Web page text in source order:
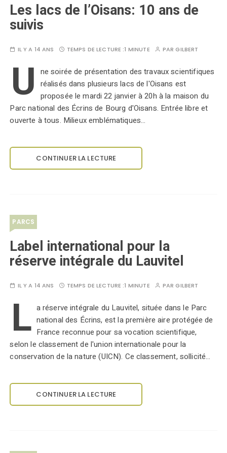
Les lacs de l’Oisans: 10 ans de
suivis
IL Y A 14 ANS TEMPS DE LECTURE :1 MINUTE PARGILBERT
U ne soirée de présentation des travaux scientifiques
réalisés dans plusieurs lacs de l'Oisans est
proposée le mardi 22 janvier à 20h à la maison du
Parc national des Écrins de Bourg d'Oisans. Entrée libre et
ouverte à tous. Milieux emblématiques…
CONTINUER LA LECTURE
PARCS
Label international pour la
réserve intégrale du Lauvitel
IL Y A 14 ANS TEMPS DE LECTURE :1 MINUTE PARGILBERT
L a réserve intégrale du Lauvitel, située dans le Parc
national des Écrins, est la première aire protégée de
France reconnue pour sa vocation scientifique,
selon le classement de l'union internationale pour la
conservation de la nature (UICN). Ce classement, sollicité…
CONTINUER LA LECTURE